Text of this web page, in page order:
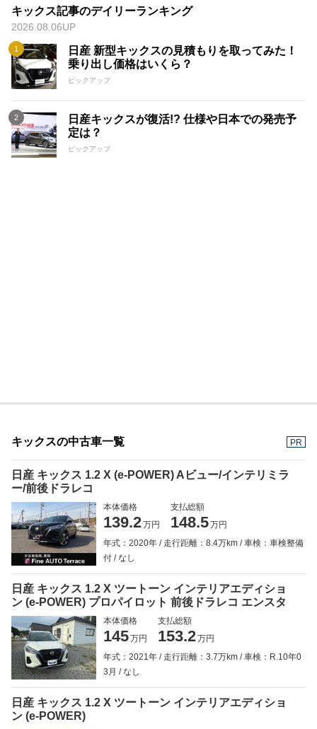
キックス記事のデイリーランキング
2026.08.06UP
日産 新型キックスの見積もりを取ってみた！
乗り出し価格はいくら？
ピックアップ
日産キックスが復活!? 仕様や日本での発売予
定は？
ピックアップ
キックスの中古車一覧 PR
日産 キックス 1.2 X (e-POWER) Aビュー/インテリミラ
ー/前後ドラレコ
本体価格
139.2万円
支払総額
148.5万円
年式：2020年
走行距離：8.4万km
車検：車検整備
付
なし
日産 キックス 1.2 X ツートーン インテリアエディショ
ン (e-POWER) プロパイロット 前後ドラレコ エンスタ
本体価格
145万円
支払総額
153.2万円
年式：2021年
走行距離：3.7万km
車検：R.10年0
3月
なし
日産 キックス 1.2 X ツートーン インテリアエディショ
ン (e-POWER)